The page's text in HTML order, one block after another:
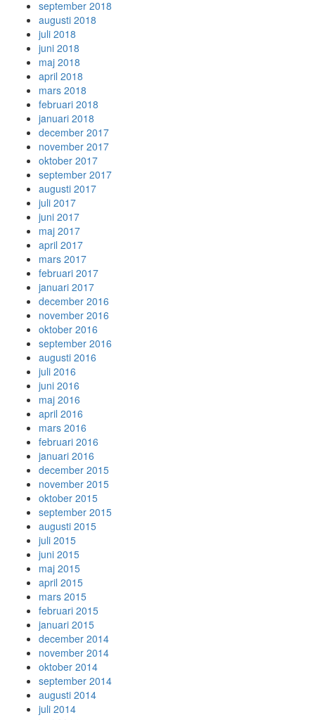
september 2018
augusti 2018
juli 2018
juni 2018
maj 2018
april 2018
mars 2018
februari 2018
januari 2018
december 2017
november 2017
oktober 2017
september 2017
augusti 2017
juli 2017
juni 2017
maj 2017
april 2017
mars 2017
februari 2017
januari 2017
december 2016
november 2016
oktober 2016
september 2016
augusti 2016
juli 2016
juni 2016
maj 2016
april 2016
mars 2016
februari 2016
januari 2016
december 2015
november 2015
oktober 2015
september 2015
augusti 2015
juli 2015
juni 2015
maj 2015
april 2015
mars 2015
februari 2015
januari 2015
december 2014
november 2014
oktober 2014
september 2014
augusti 2014
juli 2014